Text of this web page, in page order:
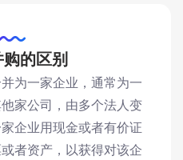
的区别
为一家企业，通常为一
家公司，由多个法人变
企业用现金或者有价证
者资产，以获得对该企